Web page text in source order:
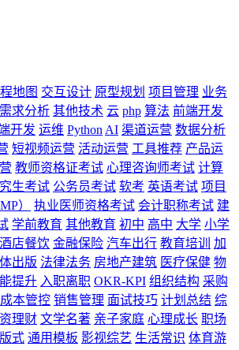
地图 交互设计 原型规划 项目管理 业务
需求分析 其他技术 云 php 算法 前端开发
开发 运维 Python AI 渠道运营 数据分析
短视频运营 活动运营 工具推荐 产品运
教师资格证考试 心理咨询师考试 计算
生考试 公务员考试 软考 英语考试 项目
）
执业医师资格考试 会计职称考试 建
学前教育 其他教育 初中 高中 大学 小学
酒店餐饮 金融保险 汽车出行 教育培训
加
出版 法律法务 房地产建筑 医疗保健 物
提升 入职离职 OKR-KPI 组织结构 采购
成本管控 销售管理 面试技巧 计划总结 综
理财 文学名著 亲子家庭 心理成长 职场
式 通用模板 影视综艺 生活常识 体育游